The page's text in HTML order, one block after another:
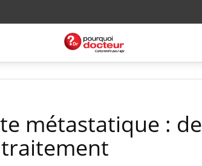
métastatique : de